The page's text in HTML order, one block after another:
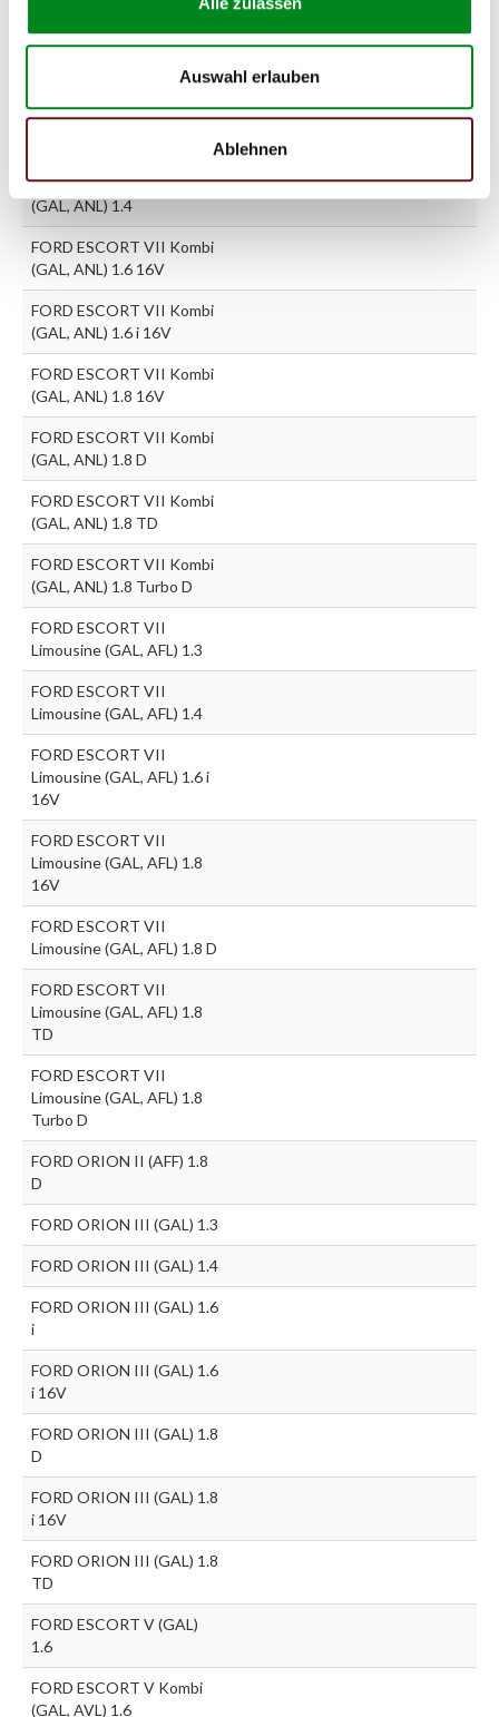
Auswahl erlauben
Ablehnen
FORD ESCORT VII Kombi
FORD ESCORT VII Kombi
(GAL, ANL) 1.4
FORD ESCORT VII Kombi
(GAL, ANL) 1.6 16V
FORD ESCORT VII Kombi
(GAL, ANL) 1.6 i 16V
FORD ESCORT VII Kombi
(GAL, ANL) 1.8 16V
FORD ESCORT VII Kombi
(GAL, ANL) 1.8 D
FORD ESCORT VII Kombi
(GAL, ANL) 1.8 TD
FORD ESCORT VII Kombi
(GAL, ANL) 1.8 Turbo D
FORD ESCORT VII
Limousine (GAL, AFL) 1.3
FORD ESCORT VII
Limousine (GAL, AFL) 1.4
FORD ESCORT VII
Limousine (GAL, AFL) 1.6 i
16V
FORD ESCORT VII
Limousine (GAL, AFL) 1.8
16V
FORD ESCORT VII
Limousine (GAL, AFL) 1.8 D
FORD ESCORT VII
Limousine (GAL, AFL) 1.8
TD
FORD ESCORT VII
Limousine (GAL, AFL) 1.8
Turbo D
FORD ORION II (AFF) 1.8
D
FORD ORION III (GAL) 1.3
FORD ORION III (GAL) 1.4
FORD ORION III (GAL) 1.6
i
FORD ORION III (GAL) 1.6
i 16V
FORD ORION III (GAL) 1.8
D
FORD ORION III (GAL) 1.8
i 16V
FORD ORION III (GAL) 1.8
TD
FORD ESCORT V (GAL)
1.6
FORD ESCORT V Kombi
(GAL, AVL) 1.6